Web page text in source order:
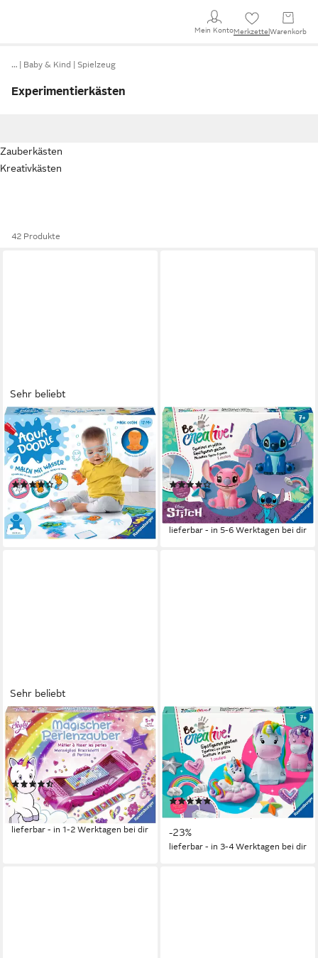
Mein KontoMerkzettel Warenkorb
… Baby & Kind Spielzeug
Experimentierkästen
Zauberkästen
Kreativkästen
42 Produkte
Sehr beliebt
RAVENSBURGER
Kreativset ministeps®, Aqua
Doodle®, Magic Ocean, Made
in Europe
(25)
ab 24,33 € UVP32,99 €
-26%
lieferbar - in 1-2 Werktagen bei dir
RAVENSBURGER
Kreativset BeCreative,
Bastelset Gipsgießen Disney
Stitch, Made in Europe
(14)
ab 18,81 € UVP29,99 €
-37%
lieferbar - in 5-6 Werktagen bei dir
Sehr beliebt
RAVENSBURGER
Kreativset So Styly, Magischer
Perlenzauber Einhorn, (Set),
Made in Europe
(79)
ab 17,90 € UVP29,99 €
-40%
lieferbar - in 1-2 Werktagen bei dir
RAVENSBURGER
Kreativset BeCreative Midi,
Bastelset DIY Gipsfiguren
gießen Einhorn, Made in
Europe
(1)
ab 15,44 € UVP19,99 €
-23%
lieferbar - in 3-4 Werktagen bei dir